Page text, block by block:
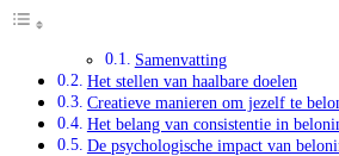
Samenvatting
Het stellen van haalbare doelen
Creatieve manieren om jezelf te
Het belang van consistentie in
De psychologische impact van